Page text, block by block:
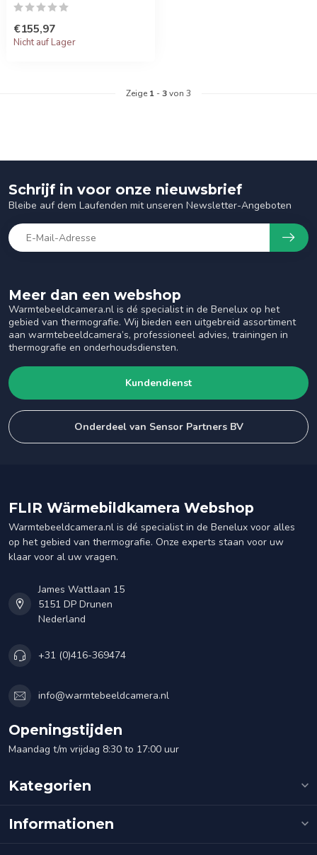
€155,97
Nicht auf Lager
Zeige 1 -3von 3
Meer dan een webshop
Warmtebeeldcamera.nl is dé specialist in de Benelux op het
gebied van thermografie. Wij bieden een uitgebreid assortiment
aan warmtebeeldcamera’s, professioneel advies, trainingen in
thermografie en onderhoudsdiensten.
Kundendienst
Onderdeel van Sensor Partners BV
Schrijf in voor onze nieuwsbrief
Bleibe auf dem Laufenden mit unseren Newsletter-Angeboten
FLIR Wärmebildkamera Webshop
Warmtebeeldcamera.nl is dé specialist in de Benelux voor alles
op het gebied van thermografie. Onze experts staan voor uw
klaar voor al uw vragen.
James Wattlaan 15
5151 DP Drunen
Nederland
+31 (0)416-369474
info@warmtebeeldcamera.nl
Openingstijden
Maandag t/m vrijdag 8:30 to 17:00 uur
Kategorien
Informationen